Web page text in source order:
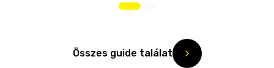
Összes guide találat